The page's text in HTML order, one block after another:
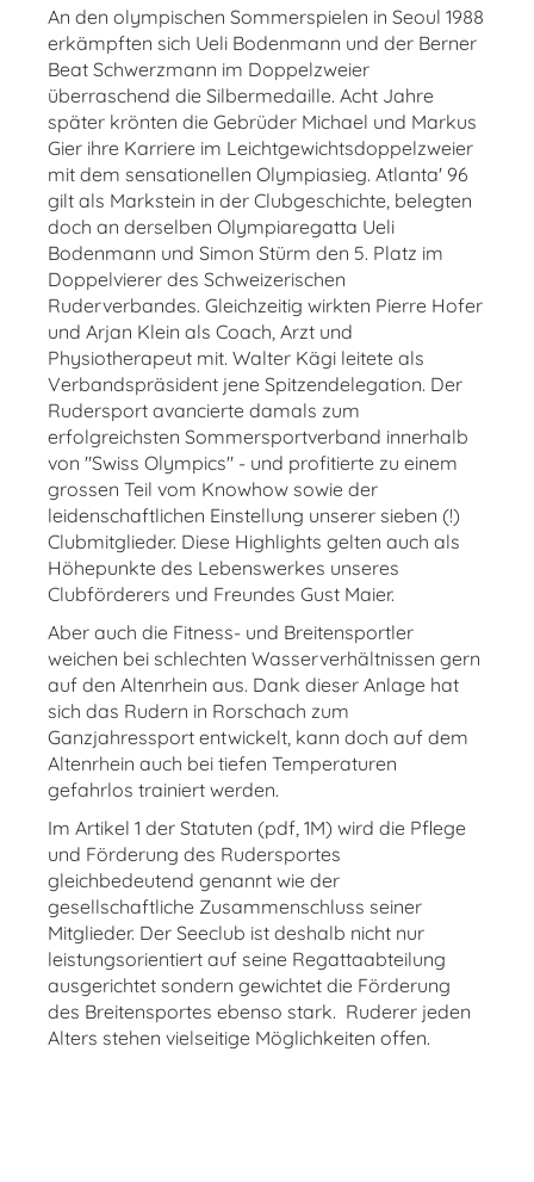
An den olympischen Sommerspielen in Seoul 1988
erkämpften sich Ueli Bodenmann und der Berner
Beat Schwerzmann im Doppelzweier
überraschend die Silbermedaille. Acht Jahre
später krönten die Gebrüder Michael und Markus
Gier ihre Karriere im Leichtgewichtsdoppelzweier
mit dem sensationellen Olympiasieg. Atlanta' 96
gilt als Markstein in der Clubgeschichte, belegten
doch an derselben Olympiaregatta Ueli
Bodenmann und Simon Stürm den 5. Platz im
Doppelvierer des Schweizerischen
Ruderverbandes. Gleichzeitig wirkten Pierre Hofer
und Arjan Klein als Coach, Arzt und
Physiotherapeut mit. Walter Kägi leitete als
Verbandspräsident jene Spitzendelegation. Der
Rudersport avancierte damals zum
erfolgreichsten Sommersportverband innerhalb
von "Swiss Olympics" - und profitierte zu einem
grossen Teil vom Knowhow sowie der
leidenschaftlichen Einstellung unserer sieben (!)
Clubmitglieder. Diese Highlights gelten auch als
Höhepunkte des Lebenswerkes unseres
Clubförderers und Freundes Gust Maier.
Aber auch die Fitness- und Breitensportler
weichen bei schlechten Wasserverhältnissen gern
auf den Altenrhein aus. Dank dieser Anlage hat
sich das Rudern in Rorschach zum
Ganzjahressport entwickelt, kann doch auf dem
Altenrhein auch bei tiefen Temperaturen
gefahrlos trainiert werden.
Im Artikel 1 der Statuten (pdf, 1M) wird die Pflege
und Förderung des Rudersportes
gleichbedeutend genannt wie der
gesellschaftliche Zusammenschluss seiner
Mitglieder. Der Seeclub ist deshalb nicht nur
leistungsorientiert auf seine Regattaabteilung
ausgerichtet sondern gewichtet die Förderung
des Breitensportes ebenso stark. Ruderer jeden
Alters stehen vielseitige Möglichkeiten offen.